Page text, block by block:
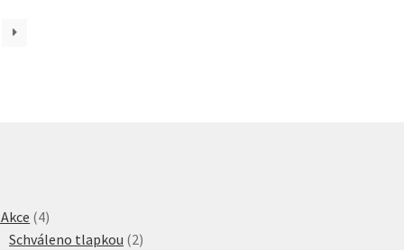
44
produkty
Schváleno tlapkou 22